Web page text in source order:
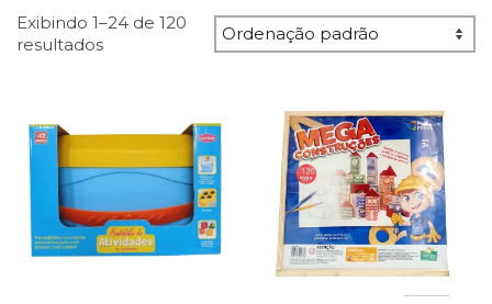
Exibindo 1–24 de 120
resultados